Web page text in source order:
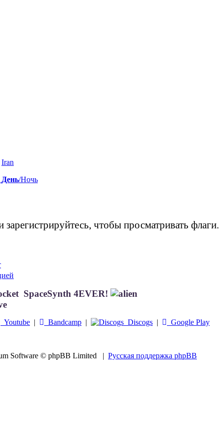
Iran
День/Ночь
чтобы просматривать флаги.
SpaceSynth 4EVER!
Youtube | Bandcamp | Discogs | Google Play
Software © phpBB Limited | Русская поддержка phpBB